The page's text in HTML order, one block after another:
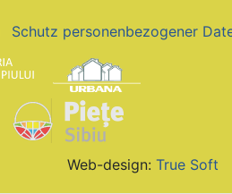
Schutz personenbezogener
Web-design: True Soft